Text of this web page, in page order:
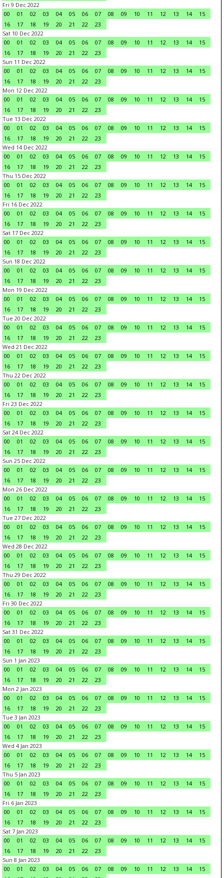
Fri 9 Dec 2022
00
01 02 03 04 05 06 07 08 09 10 11 12 13 14
15
16
17 18 19 20 21 22
23
Sat 10 Dec 2022
00
01 02 03 04 05 06 07 08 09 10 11 12 13 14
15
16
17 18 19 20 21 22
23
Sun 11 Dec 2022
00
01 02 03 04 05 06 07 08 09 10 11 12 13 14
15
16
17 18 19 20 21 22
23
Mon 12 Dec 2022
00
01 02 03 04 05 06 07 08 09 10 11 12 13 14
15
16
17 18 19 20 21 22
23
Tue 13 Dec 2022
00
01 02 03 04 05 06 07 08 09 10 11 12 13 14
15
16
17 18 19 20 21 22
23
Wed 14 Dec 2022
00
01 02 03 04 05 06 07 08 09 10 11 12 13 14
15
16
17 18 19 20 21 22
23
Thu 15 Dec 2022
00
01 02 03 04 05 06 07 08 09 10 11 12 13 14
15
16
17 18 19 20 21 22
23
Fri 16 Dec 2022
00
01 02 03 04 05 06 07 08 09 10 11 12 13 14
15
16
17 18 19 20 21 22
23
Sat 17 Dec 2022
00
01 02 03 04 05 06 07 08 09 10 11 12 13 14
15
16
17 18 19 20 21 22
23
Sun 18 Dec 2022
00
01 02 03 04 05 06 07 08 09 10 11 12 13 14
15
16
17 18 19 20 21 22
23
Mon 19 Dec 2022
00
01 02 03 04 05 06 07 08 09 10 11 12 13 14
15
16
17 18 19 20 21 22
23
Tue 20 Dec 2022
00
01 02 03 04 05 06 07 08 09 10 11 12 13 14
15
16
17 18 19 20 21 22
23
Wed 21 Dec 2022
00
01 02 03 04 05 06 07 08 09 10 11 12 13 14
15
16
17 18 19 20 21 22
23
Thu 22 Dec 2022
00
01 02 03 04 05 06 07 08 09 10 11 12 13 14
15
16
17 18 19 20 21 22
23
Fri 23 Dec 2022
00
01 02 03 04 05 06 07 08 09 10 11 12 13 14
15
16
17 18 19 20 21 22
23
Sat 24 Dec 2022
00
01 02 03 04 05 06 07 08 09 10 11 12 13 14
15
16
17 18 19 20 21 22
23
Sun 25 Dec 2022
00
01 02 03 04 05 06 07 08 09 10 11 12 13 14
15
16
17 18 19 20 21 22
23
Mon 26 Dec 2022
00
01 02 03 04 05 06 07 08 09 10 11 12 13 14
15
16
17 18 19 20 21 22
23
Tue 27 Dec 2022
00
01 02 03 04 05 06 07 08 09 10 11 12 13 14
15
16
17 18 19 20 21 22
23
Wed 28 Dec 2022
00
01 02 03 04 05 06 07 08 09 10 11 12 13 14
15
16
17 18 19 20 21 22
23
Thu 29 Dec 2022
00
01 02 03 04 05 06 07 08 09 10 11 12 13 14
15
16
17 18 19 20 21 22
23
Fri 30 Dec 2022
00
01 02 03 04 05 06 07 08 09 10 11 12 13 14
15
16
17 18 19 20 21 22
23
Sat 31 Dec 2022
00
01 02 03 04 05 06 07 08 09 10 11 12 13 14
15
16
17 18 19 20 21 22
23
Sun 1 Jan 2023
00
01 02 03 04 05 06 07 08 09 10 11 12 13 14
15
16
17 18 19 20 21 22
23
Mon 2 Jan 2023
00
01 02 03 04 05 06 07 08 09 10 11 12 13 14
15
16
17 18 19 20 21 22
23
Tue 3 Jan 2023
00
01 02 03 04 05 06 07 08 09 10 11 12 13 14
15
16
17 18 19 20 21 22
23
Wed 4 Jan 2023
00
01 02 03 04 05 06 07 08 09 10 11 12 13 14
15
16
17 18 19 20 21 22
23
Thu 5 Jan 2023
00
01 02 03 04 05 06 07 08 09 10 11 12 13 14
15
16
17 18 19 20 21 22
23
Fri 6 Jan 2023
00
01 02 03 04 05 06 07 08 09 10 11 12 13 14
15
16
17 18 19 20 21 22
23
Sat 7 Jan 2023
00
01 02 03 04 05 06 07 08 09 10 11 12 13 14
15
16
17 18 19 20 21 22
23
Sun 8 Jan 2023
00
01 02 03 04 05 06 07 08 09 10 11 12 13 14
15